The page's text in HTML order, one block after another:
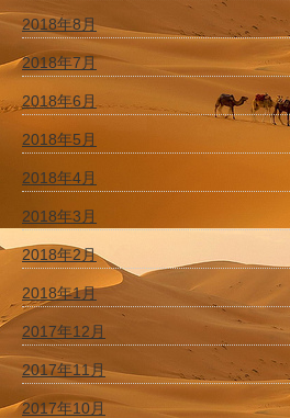
2018年8月
2018年7月
2018年6月
2018年5月
2018年4月
2018年3月
2018年2月
2018年1月
2017年12月
2017年11月
2017年10月